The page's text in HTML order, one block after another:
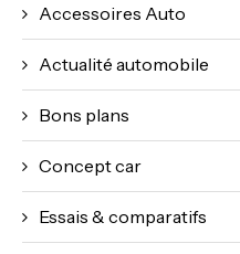
Accessoires Auto
Actualité automobile
Bons plans
Concept car
Essais & comparatifs